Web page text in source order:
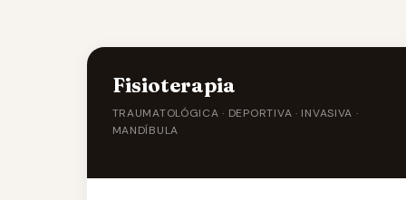
Fisioterapia
TRAUMATOLÓGICA · DEPORTIVA · INVASIVA ·
MANDÍBULA